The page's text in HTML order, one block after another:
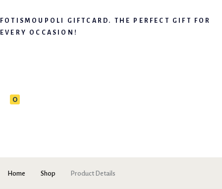
FOTISMOUPOLI GIFTCARD. THE PERFECT GIFT FOR
EVERY OCCASION!
0
Home Shop Product Details